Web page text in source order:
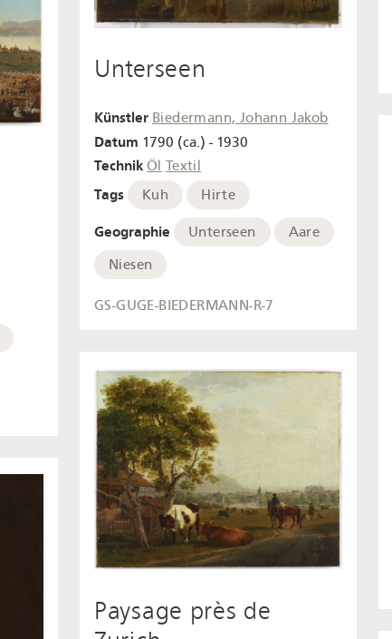
Unterseen
Künstler Biedermann, Johann Jakob
Datum 1790 (ca.) - 1930
Technik Öl Textil
Tags Kuh Hirte
Geographie Unterseen
Aare
Niesen
GS-GUGE-BIEDERMANN-R-7
Paysage près de